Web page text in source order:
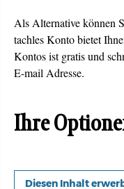
Als Alternative können
tachles Konto bietet
Kontos ist gratis und
E-mail Adresse.
Ihre